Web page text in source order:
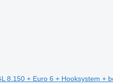
8.150 + Euro 6 + Hooksystem +